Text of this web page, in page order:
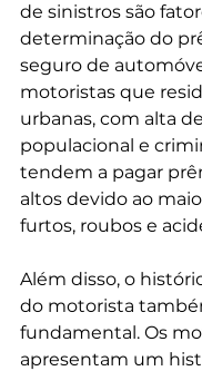
de sinistros são
determinação do
seguro de
motoristas que
urbanas, com alta
populacional e
tendem a pagar
altos devido ao
furtos, roubos e
Além disso, o
do motorista
fundamental. Os
apresentam um